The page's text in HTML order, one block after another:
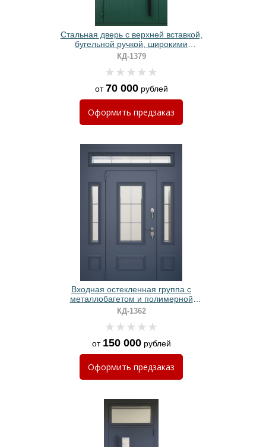
Стальная дверь с верхней вставкой,
бугельной ручкой, широкими
наличниками и зелеными панелями
МДФ
КД-1379
от70 000рублей
Оформить предзаказ
Входная остекленная группа с
металлобагетом и полимерной
покраской антрацит
КД-1362
от 150 000рублей
Оформить предзаказ